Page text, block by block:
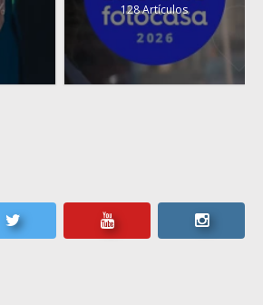
128 Artículos